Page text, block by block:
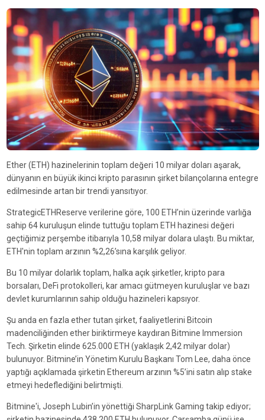
Ether (ETH) hazinelerinin toplam değeri 10 milyar doları aşarak,
dünyanın en büyük ikinci kripto parasının şirket bilançolarına entegre
edilmesinde artan bir trendi yansıtıyor.
StrategicETHReserve verilerine göre, 100 ETH’nin üzerinde varlığa
sahip 64 kuruluşun elinde tuttuğu toplam ETH hazinesi değeri
geçtiğimiz perşembe itibarıyla 10,58 milyar dolara ulaştı. Bu miktar,
ETH'nin toplam arzının %2,26’sına karşılık geliyor.
Bu 10 milyar dolarlık toplam, halka açık şirketler, kripto para
borsaları, DeFi protokolleri, kar amacı gütmeyen kuruluşlar ve bazı
devlet kurumlarının sahip olduğu hazineleri kapsıyor.
Şu anda en fazla ether tutan şirket, faaliyetlerini Bitcoin
madenciliğinden ether biriktirmeye kaydıran Bitmine Immersion
Tech. Şirketin elinde 625.000 ETH (yaklaşık 2,42 milyar dolar)
bulunuyor. Bitmine’in Yönetim Kurulu Başkanı Tom Lee, daha önce
yaptığı açıklamada şirketin Ethereum arzının %5’ini satın alıp stake
etmeyi hedeflediğini belirtmişti.
Bitmine'i, Joseph Lubin’in yönettiği SharpLink Gaming takip ediyor;